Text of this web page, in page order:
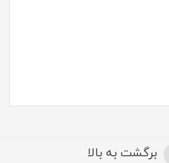
برگشت به بالا